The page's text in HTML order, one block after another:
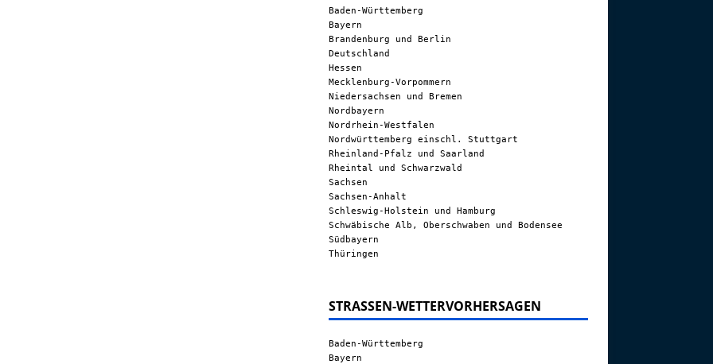
Baden-Württemberg
Bayern
Brandenburg und Berlin
Deutschland
Hessen
Mecklenburg-Vorpommern
Niedersachsen und Bremen
Nordbayern
Nordrhein-Westfalen
Nordwürttemberg einschl. Stuttgart
Rheinland-Pfalz und Saarland
Rheintal und Schwarzwald
Sachsen
Sachsen-Anhalt
Schleswig-Holstein und Hamburg
Schwäbische Alb, Oberschwaben und Bodensee
Südbayern
Thüringen
STRASSEN-WETTERVORHERSAGEN
Baden-Württemberg
Bayern